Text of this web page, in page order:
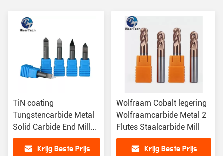
TiN coating
Tungstencarbide Metal
Solid Carbide End Mill
voor het snijden van
roestvrij staal
Krijg Beste Prijs
Wolfraam Cobalt legering
Wolfraamcarbide Metal 2
Flutes Staalcarbide Mill
Krijg Beste Prijs